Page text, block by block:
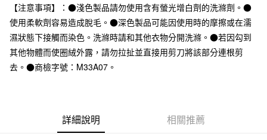
台新國際商業銀行
中國信託商業銀行
台灣樂天信用卡公司
運送方式
全家取貨付款
每筆NT$65，滿NT$1,000(含以上)免運費
付款後全家取貨
每筆NT$65，滿NT$1,000(含以上)免運費
【注意事項】：●淺色製品請勿使用含有螢光增白劑的洗滌劑。●
使用柔軟劑容易造成脫毛。●深色製品可能因使用時的摩擦或在濡
濕狀態下接觸而染色。洗滌時請和其他衣物分開洗滌。●若因勾到
其他物體而使圈絨外露，請勿拉扯並直接用剪刀將該部分連根剪
去。●商檢字號：M33A07。
詳細說明 相關推薦